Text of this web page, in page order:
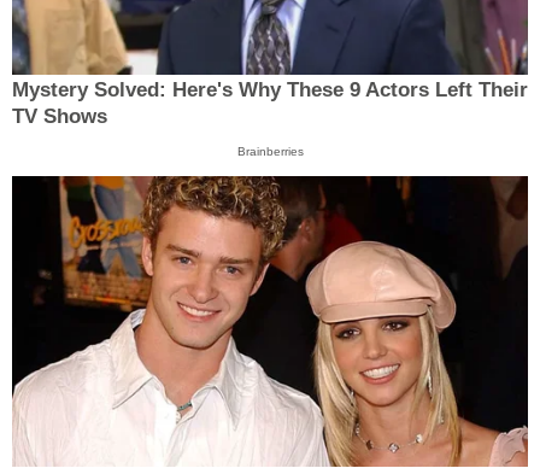
Mystery Solved: Here's Why These 9 Actors Left Their
TV Shows
Brainberries